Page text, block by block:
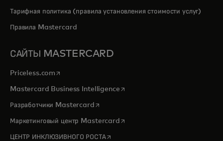
Тарифная политика (правила установления стоимости услуг)
Правила Mastercard
САЙТЫ MASTERCARD
Priceless.com opens in a new tab
Mastercard Business Intelligenceopens in a new tab
Разработчики Mastercardopens in a new tab
Маркетинговый центр Mastercardopens in a new tab
ЦЕНТР ИНКЛЮЗИВНОГО РОСТАopens in a new tab